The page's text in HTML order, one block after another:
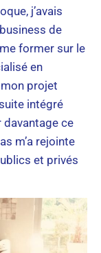
j’avais
de
former sur le
en
projet
intégré
ce
m’a rejointe
et privés